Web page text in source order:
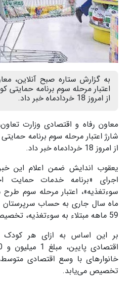
به گزارش ستاره صبح آنلاین،
اعتبار مرحله سوم برنامه حمایتی
از امروز 18 خردادماه خبر داد.
معاون رفاه و اقتصادی وزارت
شارژ اعتبار مرحله سوم برنامه
از امروز 18 خردادماه خبر داد.
یعقوب اندایش ضمن اعلام این
اجرای «برنامه خدمات حمایت
59 ماهه مبتلاء به سوءتغذیه، تخصیص خواهد یافت.
بر این اساس به ازای هر کودک
تخصیص می‌یابد.